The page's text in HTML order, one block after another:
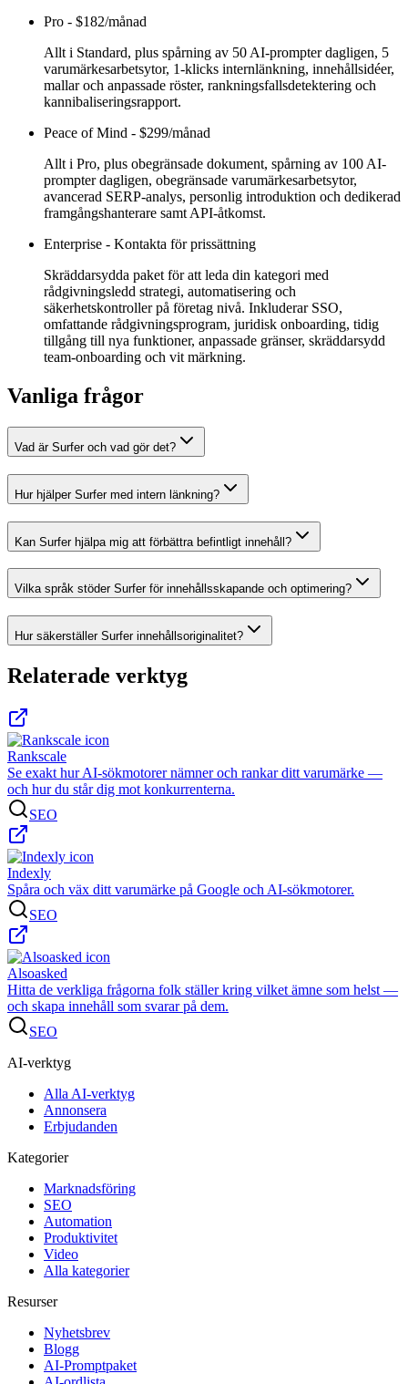
Pro - $182/månad
Allt i Standard, plus spårning av 50 AI-prompter dagligen, 5
varumärkesarbetsytor, 1-klicks internlänkning, innehållsidéer,
mallar och anpassade röster, rankningsfallsdetektering och
kannibaliseringsrapport.
Peace of Mind - $299/månad
Allt i Pro, plus obegränsade dokument, spårning av 100 AI-
prompter dagligen, obegränsade varumärkesarbetsytor,
avancerad SERP-analys, personlig introduktion och dedikerad
framgångshanterare samt API-åtkomst.
Enterprise - Kontakta för prissättning
Skräddarsydda paket för att leda din kategori med
rådgivningsledd strategi, automatisering och
säkerhetskontroller på företag nivå. Inkluderar SSO,
omfattande rådgivningsprogram, juridisk onboarding, tidig
tillgång till nya funktioner, anpassade gränser, skräddarsydd
team-onboarding och vit märkning.
Vanliga frågor
Vad är Surfer och vad gör det?
Hur hjälper Surfer med intern länkning?
Kan Surfer hjälpa mig att förbättra befintligt innehåll?
Vilka språk stöder Surfer för innehållsskapande och optimering?
Hur säkerställer Surfer innehållsoriginalitet?
Relaterade verktyg
Rankscale
Se exakt hur AI-sökmotorer nämner och rankar ditt varumärke —
och hur du står dig mot konkurrenterna.
SEO
Indexly
Spåra och väx ditt varumärke på Google och AI-sökmotorer.
SEO
Alsoasked
Hitta de verkliga frågorna folk ställer kring vilket ämne som helst —
och skapa innehåll som svarar på dem.
SEO
AI-verktyg
Alla AI-verktyg
Annonsera
Erbjudanden
Kategorier
Marknadsföring
SEO
Automation
Produktivitet
Video
Alla kategorier
Resurser
Nyhetsbrev
Blogg
AI-Promptpaket